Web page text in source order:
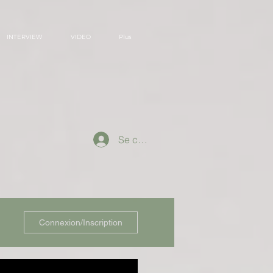
INTERVIEW VIDEO Plus
Se connecter
Connexion/Inscription